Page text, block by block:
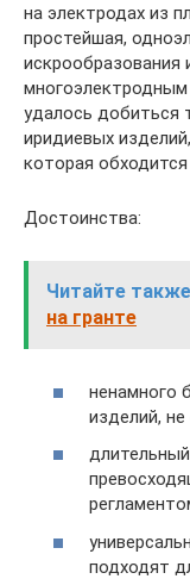
на электродах из
простейшая,
искрообразования
удалось добиться
иридиевых
которая
Достоинства:
Читайте
на гранте
ненамного
изделий,
подходят